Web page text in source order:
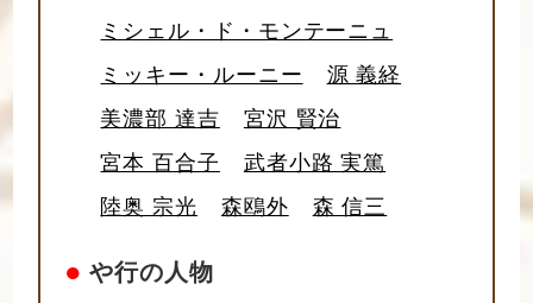
ミシェル・ド・モンテーニュ
ミッキー・ルーニー
源 義経
美濃部 達吉
宮沢 賢治
宮本 百合子
武者小路 実篤
陸奥 宗光
森鴎外 森 信三
● や行の人物